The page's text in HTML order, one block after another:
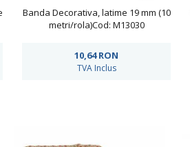
Banda Decorativa, latime 19 mm (10
metri/rola)Cod: M13030
10,64RON
TVA Inclus